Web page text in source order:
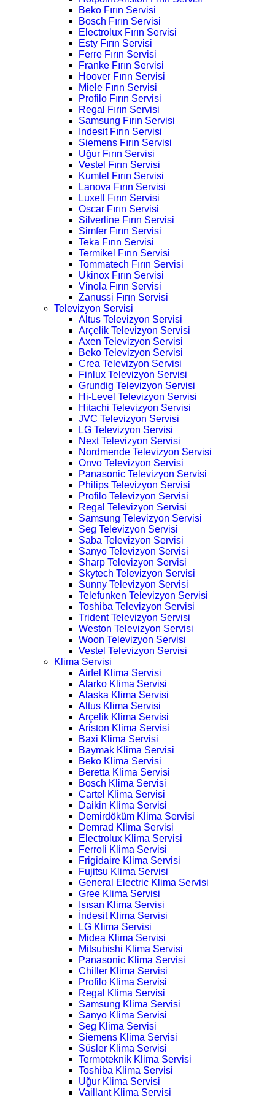
Beko Fırın Servisi
Bosch Fırın Servisi
Electrolux Fırın Servisi
Esty Fırın Servisi
Ferre Fırın Servisi
Franke Fırın Servisi
Hoover Fırın Servisi
Miele Fırın Servisi
Profilo Fırın Servisi
Regal Fırın Servisi
Samsung Fırın Servisi
Indesit Fırın Servisi
Siemens Fırın Servisi
Uğur Fırın Servisi
Vestel Fırın Servisi
Kumtel Fırın Servisi
Lanova Fırın Servisi
Luxell Fırın Servisi
Oscar Fırın Servisi
Silverline Fırın Servisi
Simfer Fırın Servisi
Teka Fırın Servisi
Termikel Fırın Servisi
Tommatech Fırın Servisi
Ukinox Fırın Servisi
Vinola Fırın Servisi
Zanussi Fırın Servisi
Televizyon Servisi
Altus Televizyon Servisi
Arçelik Televizyon Servisi
Axen Televizyon Servisi
Beko Televizyon Servisi
Crea Televizyon Servisi
Finlux Televizyon Servisi
Grundig Televizyon Servisi
Hi-Level Televizyon Servisi
Hitachi Televizyon Servisi
JVC Televizyon Servisi
LG Televizyon Servisi
Next Televizyon Servisi
Nordmende Televizyon Servisi
Onvo Televizyon Servisi
Panasonic Televizyon Servisi
Philips Televizyon Servisi
Profilo Televizyon Servisi
Regal Televizyon Servisi
Samsung Televizyon Servisi
Seg Televizyon Servisi
Saba Televizyon Servisi
Sanyo Televizyon Servisi
Sharp Televizyon Servisi
Skytech Televizyon Servisi
Sunny Televizyon Servisi
Telefunken Televizyon Servisi
Toshiba Televizyon Servisi
Trident Televizyon Servisi
Weston Televizyon Servisi
Woon Televizyon Servisi
Vestel Televizyon Servisi
Klima Servisi
Airfel Klima Servisi
Alarko Klima Servisi
Alaska Klima Servisi
Altus Klima Servisi
Arçelik Klima Servisi
Ariston Klima Servisi
Baxi Klima Servisi
Baymak Klima Servisi
Beko Klima Servisi
Beretta Klima Servisi
Bosch Klima Servisi
Cartel Klima Servisi
Daikin Klima Servisi
Demirdöküm Klima Servisi
Demrad Klima Servisi
Electrolux Klima Servisi
Ferroli Klima Servisi
Frigidaire Klima Servisi
Fujitsu Klima Servisi
General Electric Klima Servisi
Gree Klima Servisi
Isısan Klima Servisi
İndesit Klima Servisi
LG Klima Servisi
Midea Klima Servisi
Mitsubishi Klima Servisi
Panasonic Klima Servisi
Chiller Klima Servisi
Profilo Klima Servisi
Regal Klima Servisi
Samsung Klima Servisi
Sanyo Klima Servisi
Seg Klima Servisi
Siemens Klima Servisi
Süsler Klima Servisi
Termoteknik Klima Servisi
Toshiba Klima Servisi
Uğur Klima Servisi
Vaillant Klima Servisi